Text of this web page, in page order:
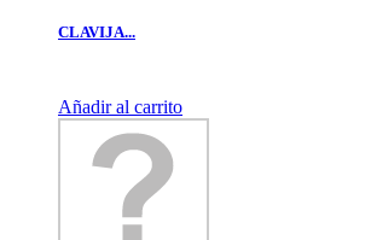
CLAVIJA...
Añadir al carrito